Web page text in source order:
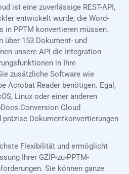
ist eine zuverlässige REST-API,
entwickelt wurde, die Word-
in PPTM konvertieren müssen.
über 153 Dokument- und
unsere API die Integration
in Ihre
zusätzliche Software wie
Acrobat Reader benötigen. Egal,
Linux oder einer anderen
Cloud
Dokumentkonvertierungen
Flexibilität und ermöglicht
Ihrer GZIP-zu-PPTM-
Sie können ganze